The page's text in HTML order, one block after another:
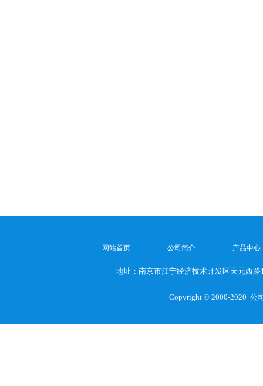
网站首页 公司简介 产品中心
地址：南京市江宁经济技术开发区天元西路
Copyright © 2000-2020 公